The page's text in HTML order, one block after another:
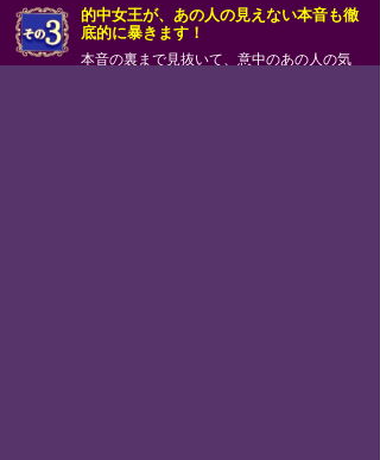
的中女王が、あの人の見えない本音も徹
底的に暴きます！
本音の裏まで見抜いて、意中のあの人の気